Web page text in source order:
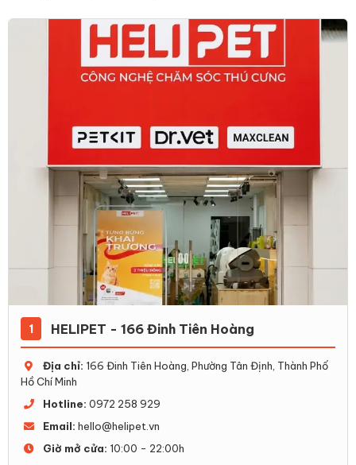
1 HELIPET - 166 Đinh Tiên Hoàng
Địa chỉ: 166 Đinh Tiên Hoàng, Phường Tân Định, Thành Phố
Hồ Chí Minh
Hotline: 0972 258 929
Email: hello@helipet.vn
Giờ mở cửa: 10:00 - 22:00h